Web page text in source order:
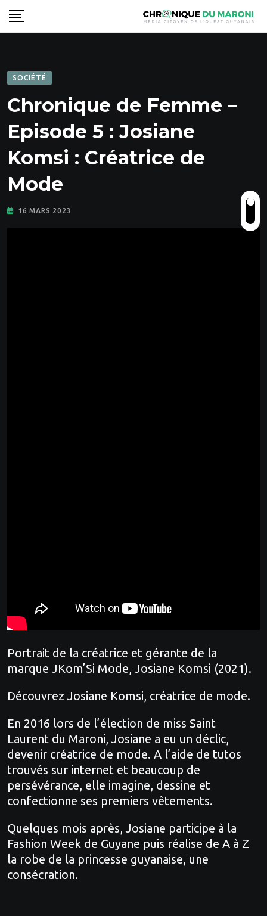
Skip
to
SOCIÉTÉ
Chronique de Femme –
Episode 5 : Josiane
Komsi : Créatrice de
Mode
16 MARS 2023
Portrait de la créatrice et gérante de la
marque JKom’Si Mode, Josiane Komsi (2021).
Découvrez Josiane Komsi, créatrice de mode.
En 2016 lors de l’élection de miss Saint
Laurent du Maroni, Josiane a eu un déclic,
devenir créatrice de mode. A l’aide de tutos
trouvés sur internet et beaucoup de
persévérance, elle imagine, dessine et
confectionne ses premiers vêtements.
Quelques mois après, Josiane participe à la
Fashion Week de Guyane puis réalise de A à Z
la robe de la princesse guyanaise, une
consécration.